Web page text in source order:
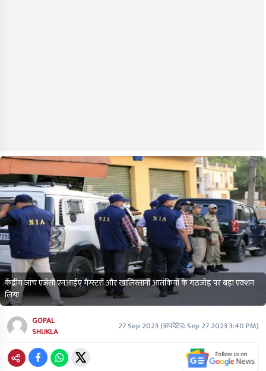
केंद्रीय जांच एजेंसी एनआईए गैंग्स्टरों और खालिस्तानी आतंकियों के गठजोड़ पर बड़ा एक्शन
लिया
GOPAL
SHUKLA
27 Sep 2023(अपडेटेड: Sep 27 2023 3:40 PM)